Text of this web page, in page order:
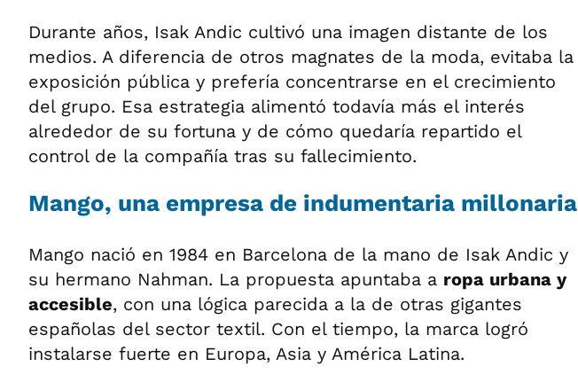
Durante años, Isak Andic cultivó una imagen distante de los
medios. A diferencia de otros magnates de la moda, evitaba la
exposición pública y prefería concentrarse en el crecimiento
del grupo. Esa estrategia alimentó todavía más el interés
alrededor de su fortuna y de cómo quedaría repartido el
control de la compañía tras su fallecimiento.
Mango, una empresa de indumentaria millonaria
Mango nació en 1984 en Barcelona de la mano de Isak Andic y
su hermano Nahman. La propuesta apuntaba a ropa urbana y
accesible, con una lógica parecida a la de otras gigantes
españolas del sector textil. Con el tiempo, la marca logró
instalarse fuerte en Europa, Asia y América Latina.